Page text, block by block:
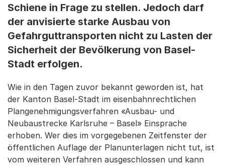
Schiene in Frage zu stellen. Jedoch darf
der anvisierte starke Ausbau von
Gefahrguttransporten nicht zu Lasten der
Sicherheit der Bevölkerung von Basel-
Stadt erfolgen.
Wie in den Tagen zuvor bekannt geworden ist, hat
der Kanton Basel-Stadt im eisenbahnrechtlichen
Plangenehmigungsverfahren «Ausbau- und
Neubaustrecke Karlsruhe – Basel» Einsprache
erhoben. Wer dies im vorgegebenen Zeitfenster der
öffentlichen Auflage der Planunterlagen nicht tut, ist
vom weiteren Verfahren ausgeschlossen und kann